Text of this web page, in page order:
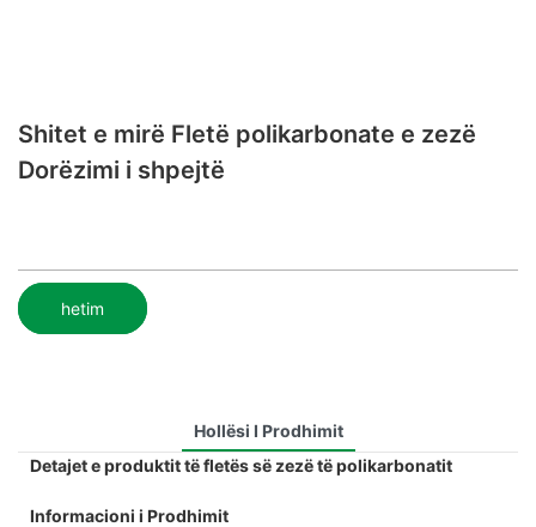
Shitet e mirë Fletë polikarbonate e zezë
Dorëzimi i shpejtë
hetim
Hollësi I Prodhimit
Detajet e produktit të fletës së zezë të polikarbonatit
Informacioni i Prodhimit